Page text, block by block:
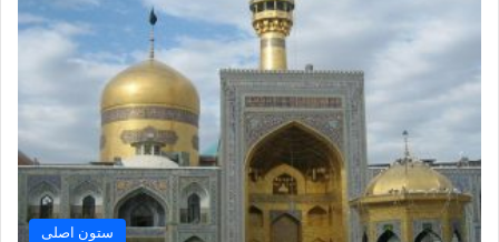
ستون اصلی